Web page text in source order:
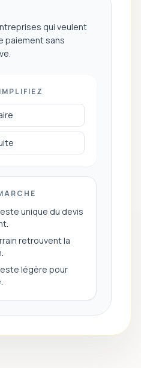
qui veulent
paiement sans
unique du devis
retrouvent la
légère pour